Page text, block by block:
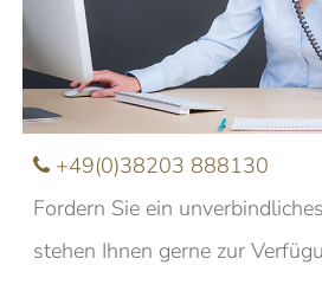
Nachname
E-Mail
Anfrage
+49(0)38203 888130
Fordern Sie ein
stehen Ihnen gerne zur